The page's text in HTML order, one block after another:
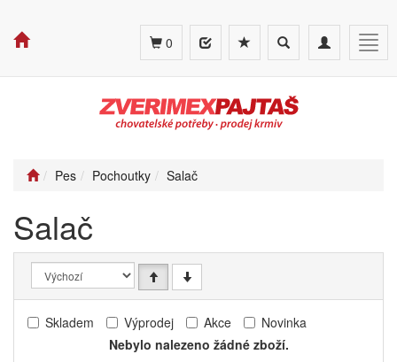
Toggle
navigation
Toggle
search
0
Pes Pochoutky Salač
Salač
Skladem Výprodej Akce
Novinka
Nebylo nalezeno žádné zboží.